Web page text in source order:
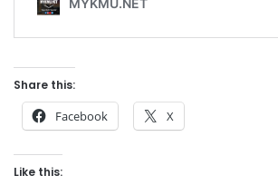
Share this:
Facebook X
Like this: